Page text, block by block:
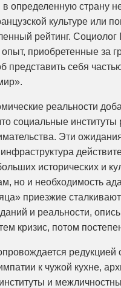
определенную страну
культуре или
рейтинг.
приобретенные за
представить себя
реальности
социальные
Эти
исторических и
но и необходимость
приезжие
и реальности,
кризис, потом
к чужой кухне,
и